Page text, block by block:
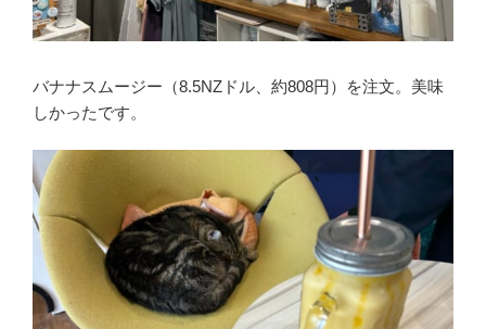
バナナスムージー（8.5NZドル、約808円）を注文。美味
しかったです。